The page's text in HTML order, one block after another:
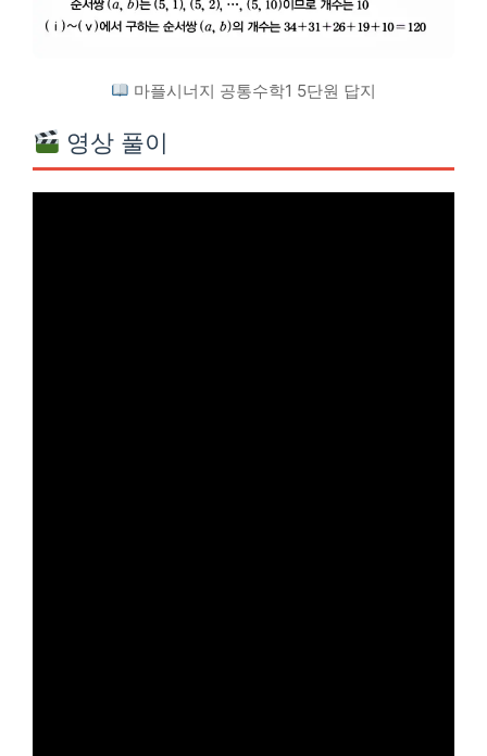
마플시너지 공통수학1 5단원 답지
영상 풀이